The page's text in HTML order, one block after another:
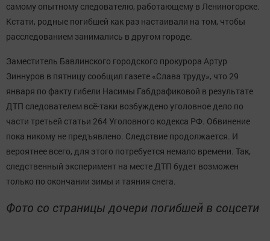
самому опытному следователю, работающему в Лениногорске.
Кстати, родные погибшей как раз настаивали на том, чтобы
расследованием занимались в другом городе.
Заместитель Бавлинского городского прокурора Артур
Зиннуров в пятницу сообщил газете «Слава труду», что 29
января по факту гибели Насимы Габдрафиковой в результате
ДТП следователем всё-таки возбуждено уголовное дело по
части третьей статьи 264 Уголовного кодекса РФ. Обвинение
пока никому не предъявлено. Следствие продолжается. И
вероятнее всего, для этого потребуется немало времени. Так,
следственный эксперимент на месте ДТП будет возможен
только по окончании зимы и таяния снега.
Фото со страницы дочери погибшей в соцсети